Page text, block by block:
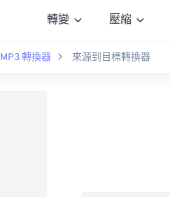
轉變 壓縮
MP3 轉換器 來源到目標轉換器